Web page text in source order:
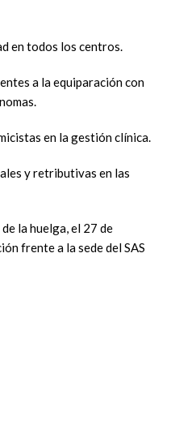
en todos los centros.
a la equiparación con
en la gestión clínica.
y retributivas en las
la huelga, el 27 de
frente a la sede del SAS